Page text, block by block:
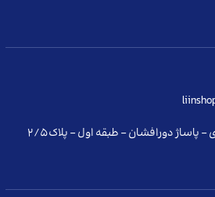
- پاساژ دورافشان - طبقه اول - پلاک ۲/۵